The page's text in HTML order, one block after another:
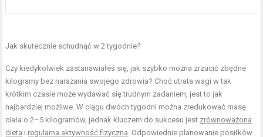
Jak skutecznie schudnąć w 2 tygodnie?
Czy kiedykolwiek zastanawiałeś się, jak szybko można zrzucić zbędne
kilogramy bez narażania swojego zdrowia? Choć utrata wagi w tak
krótkim czasie może wydawać się trudnym zadaniem, jest to jak
najbardziej możliwe. W ciągu dwóch tygodni można zredukować masę
ciała o 2–5 kilogramów, jednak kluczem do sukcesu jest zrównoważona
dieta i regularna aktywność fizyczna. Odpowiednie planowanie posiłków